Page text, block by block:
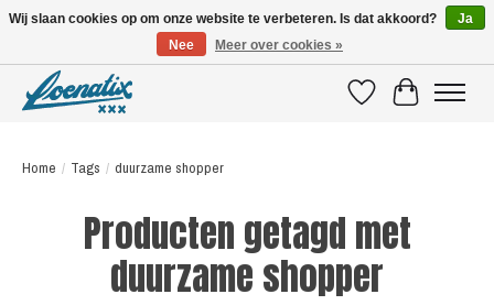
VerlanglijstWinkelwagen
Home / Tags / duurzame shopper
Producten getagd met
duurzame shopper
Wij slaan cookies op om onze website te verbeteren. Is dat akkoord?
Ja
Nee
Meer over cookies »